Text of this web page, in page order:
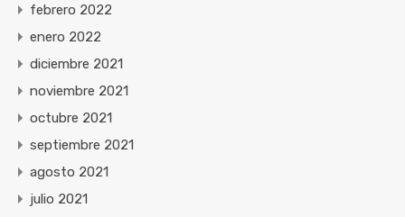
febrero 2022
enero 2022
diciembre 2021
noviembre 2021
octubre 2021
septiembre 2021
agosto 2021
julio 2021